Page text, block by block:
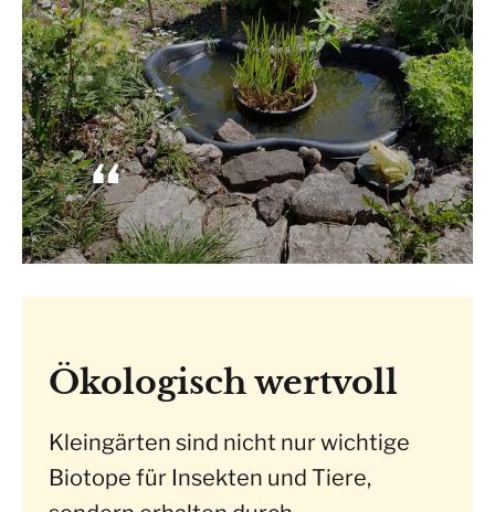
Ökologisch wertvoll
Kleingärten sind nicht nur wichtige
Biotope für Insekten und Tiere,